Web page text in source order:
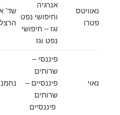
נאוויטס
פטרו
אנרגיה
וחיפושי נפט
וגז – חיפושי
נפט וגז
הרצליה
פיננסי –
שרותים
פיננסיים –
שרותים
פיננסיים
נחמני 14, תל אביב